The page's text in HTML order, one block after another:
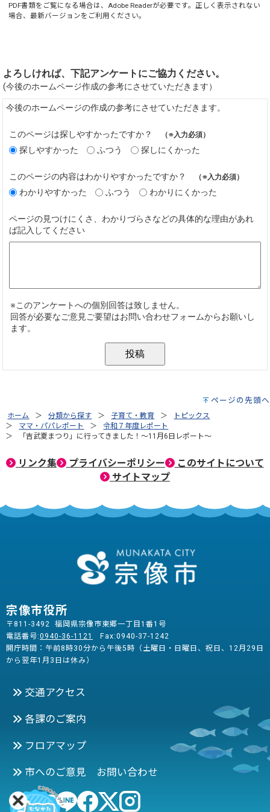
PDF書類をご覧になる場合は、 Adobe Readerが必要です。正しく表示されない
場合、最新バージョンをご利用ください。
ページの先頭へ
ホーム 分類から探す 子育て・教育
トピックス
ママ・パパレポート
令和７年度レポート
「吉武夏まつり」に行ってきました！～11月6日レポート～
リンク集 プライバシーポリシー
このサイトについて
サイトマップ
宗像市役所
〒811-3492 福岡県宗像市東郷一丁目1番1号
電話番号:0940-36-1121
Fax:0940-37-1242
開庁時間：午前8時30分から午後5時（土曜日・日曜日、祝日、12月29日
から翌年1月3日は休み）
交通アクセス
各課のご案内
フロアマップ
市へのご意見 お問い合わせ